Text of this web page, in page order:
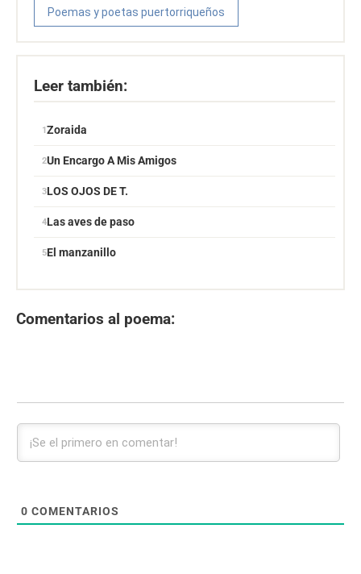
Poemas y poetas puertorriqueños
Leer también:
Zoraida
Un Encargo A Mis Amigos
LOS OJOS DE T.
Las aves de paso
El manzanillo
Comentarios al poema:
0 COMENTARIOS